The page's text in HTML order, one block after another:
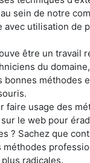
sein de notre
avec utilisation de
être un travail
du
bonnes méthodes
faire usage des
le web pour
? Sachez que
méthodes
radicales.